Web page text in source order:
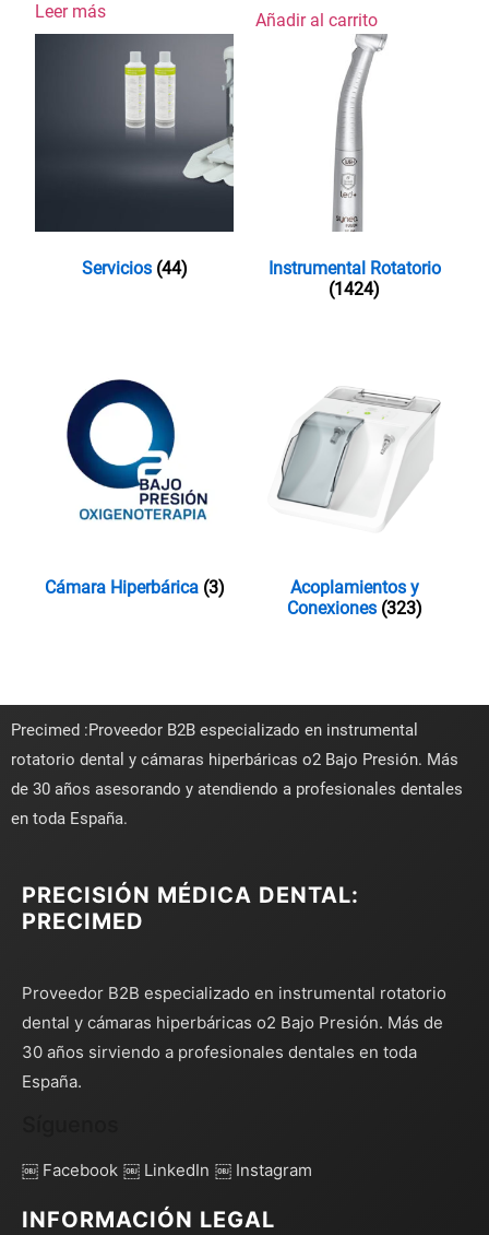
Leer más Añadir al carrito
Servicios (44)
Instrumental Rotatorio
(1424)
Cámara Hiperbárica (3)
Acoplamientos y
Conexiones (323)
Precimed :Proveedor B2B especializado en instrumental
rotatorio dental y cámaras hiperbáricas o2 Bajo Presión. Más
de 30 años asesorando y atendiendo a profesionales dentales
en toda España.
PRECISIÓN MÉDICA DENTAL:
PRECIMED
Proveedor B2B especializado en instrumental rotatorio
dental y cámaras hiperbáricas o2 Bajo Presión. Más de
30 años sirviendo a profesionales dentales en toda
España.
￼ Facebook ￼ LinkedIn ￼ Instagram
INFORMACIÓN LEGAL